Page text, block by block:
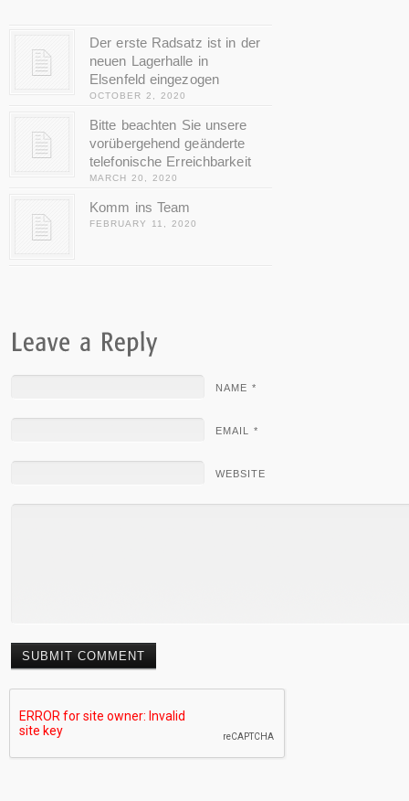
Der erste Radsatz ist in der
neuen Lagerhalle in
Elsenfeld eingezogen
OCTOBER 2, 2020
Bitte beachten Sie unsere
vorübergehend geänderte
telefonische Erreichbarkeit
MARCH 20, 2020
Komm ins Team
FEBRUARY 11, 2020
NAME *
EMAIL *
WEBSITE